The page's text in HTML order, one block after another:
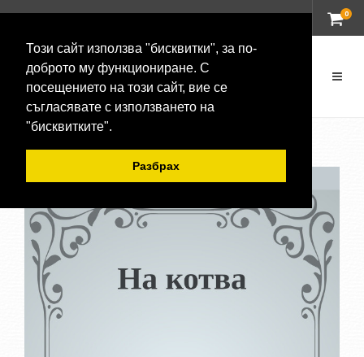
Този сайт използва "бисквитки", за по-
доброто му функциониране. С
посещението на този сайт, вие се
съгласявате с използването на
"бисквитките".
Разбрах
0
-20 %